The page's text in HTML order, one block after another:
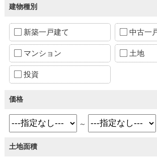
建物種別
新築一戸建て 中古一
マンション 土地
投資
価格
～
土地面積